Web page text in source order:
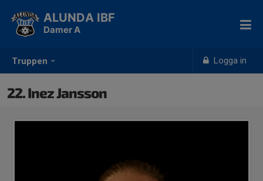
Truppen Logga in
ALUNDA IBF
Damer A
22. Inez Jansson